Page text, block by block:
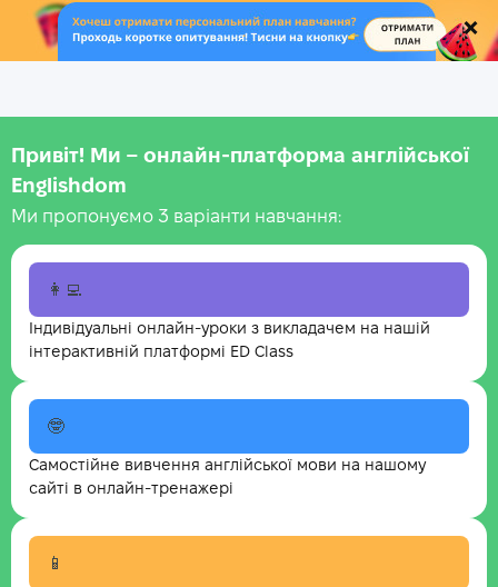
.
Привіт! Ми – онлайн-платформа англійської
Englishdom
Ми пропонуємо 3 варіанти навчання:
👩‍💻
Індивідуальні онлайн-уроки з викладачем на нашій
інтерактивній платформі ED Class
🤓
Самостійне вивчення англійської мови на нашому
сайті в онлайн-тренажері
📱